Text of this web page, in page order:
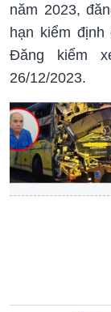
năm 2023,
hạn kiểm định
Đăng kiểm
26/12/2023.